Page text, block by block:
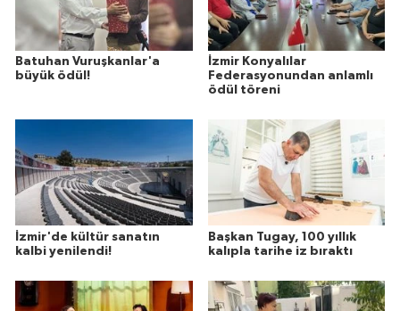
Batuhan Vuruşkanlar'a
büyük ödül!
İzmir Konyalılar
Federasyonundan anlamlı
ödül töreni
İzmir'de kültür sanatın
kalbi yenilendi!
Başkan Tugay, 100 yıllık
kalıpla tarihe iz bıraktı